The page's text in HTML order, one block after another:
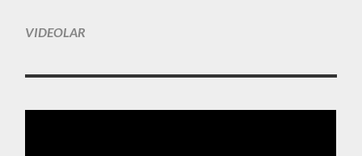
VIDEOLAR